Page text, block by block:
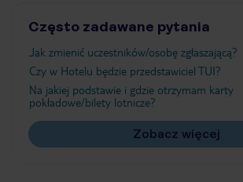
Często zadawane pytania
Jak zmienić uczestników/osobę zgłaszającą?
Czy w Hotelu będzie przedstawiciel TUI?
Na jakiej podstawie i gdzie otrzymam karty
pokładowe/bilety lotnicze?
Zobacz więcej